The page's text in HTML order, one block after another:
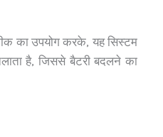
का उपयोग करके, यह सिस्टम
है, जिससे बैटरी बदलने का